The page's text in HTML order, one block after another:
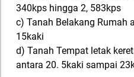
340kps hingga 2, 583kps
c) Tanah Belakang Rumah
15kaki
d) Tanah Tempat letak
antara 20. 5kaki sampai